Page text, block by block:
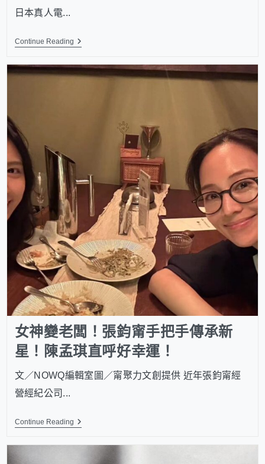
日本真人電...
Continue Reading
女神變老闆！張鈞甯手把手傳承新
星！陳孟琪直呼好幸運！
文／NOWQ編輯室圖／甯聚力文創提供 近年張鈞甯經
營經紀公司...
Continue Reading